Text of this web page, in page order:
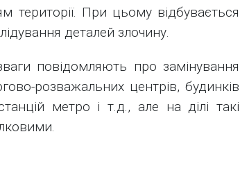
території. При цьому відбувається
деталей злочину.
повідомляють про замінування
розважальних центрів, будинків
метро і т.д., але на ділі такі